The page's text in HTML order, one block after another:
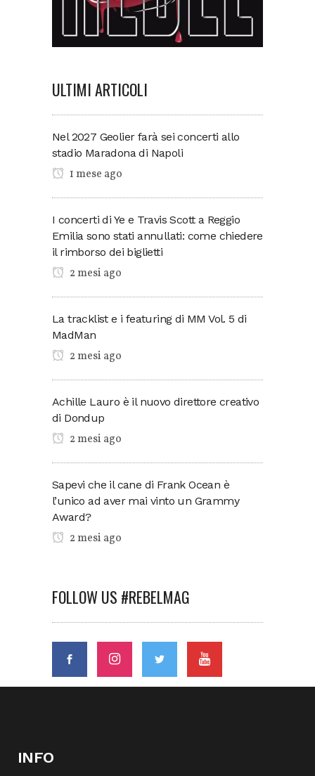
ULTIMI ARTICOLI
Nel 2027 Geolier farà sei concerti allo
stadio Maradona di Napoli
1 mese ago
I concerti di Ye e Travis Scott a Reggio
Emilia sono stati annullati: come chiedere
il rimborso dei biglietti
2 mesi ago
La tracklist e i featuring di MM Vol. 5 di
MadMan
2 mesi ago
Achille Lauro è il nuovo direttore creativo
di Dondup
2 mesi ago
Sapevi che il cane di Frank Ocean è
l’unico ad aver mai vinto un Grammy
Award?
2 mesi ago
FOLLOW US #REBELMAG
INFO